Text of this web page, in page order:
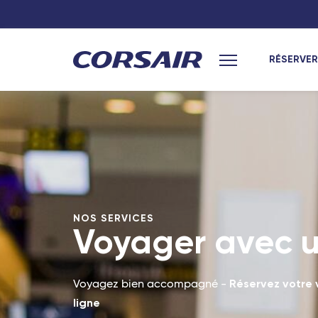
Menu principal
RÉSERVER
NOS SERVICES
Voyager avec
Voyagez bien accompagné - Réservez
ligne
Hexagone
Paris
Toulouse
Marseille
Bordeaux
Nîmes - TGV
Saint-Denis
Antilles
Pointe-à-